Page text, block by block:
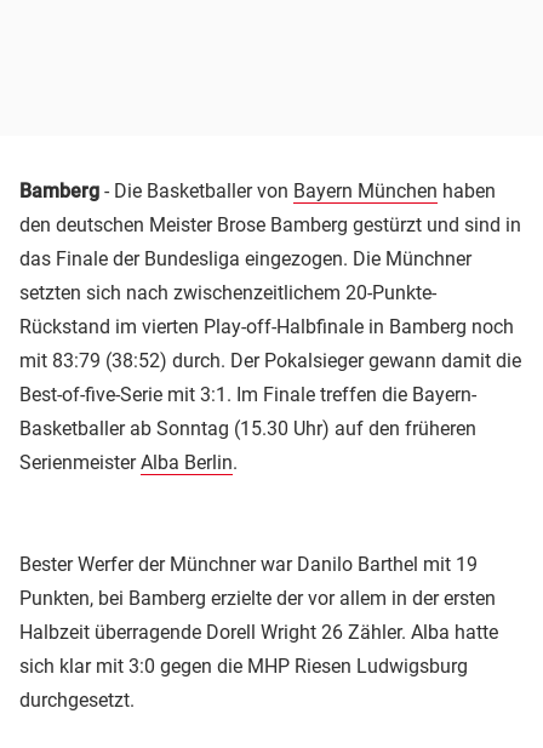
Bamberg - Die Basketballer von Bayern München haben
den deutschen Meister Brose Bamberg gestürzt und sind in
das Finale der Bundesliga eingezogen. Die Münchner
setzten sich nach zwischenzeitlichem 20-Punkte-
Rückstand im vierten Play-off-Halbfinale in Bamberg noch
mit 83:79 (38:52) durch. Der Pokalsieger gewann damit die
Best-of-five-Serie mit 3:1. Im Finale treffen die Bayern-
Basketballer ab Sonntag (15.30 Uhr) auf den früheren
SerienmeisterAlba Berlin.
Bester Werfer der Münchner war Danilo Barthel mit 19
Punkten, bei Bamberg erzielte der vor allem in der ersten
Halbzeit überragende Dorell Wright 26 Zähler. Alba hatte
sich klar mit 3:0 gegen die MHP Riesen Ludwigsburg
durchgesetzt.